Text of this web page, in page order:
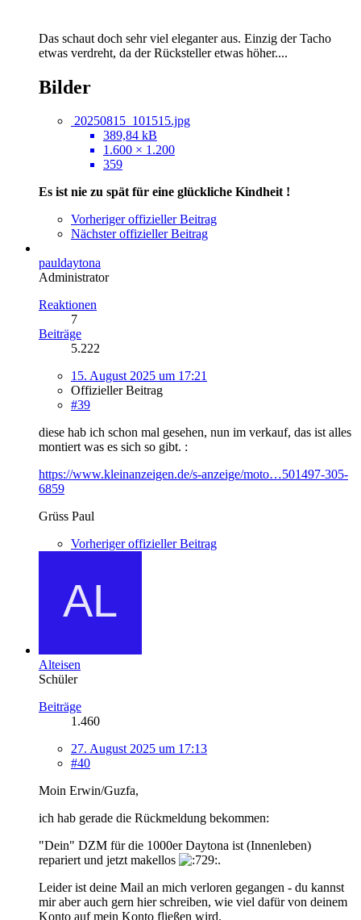
Das schaut doch sehr viel eleganter aus. Einzig der Tacho
etwas verdreht, da der Rücksteller etwas höher....
Bilder
20250815_101515.jpg
389,84 kB
1.600 × 1.200
359
Es ist nie zu spät für eine glückliche Kindheit !
Vorheriger offizieller Beitrag
Nächster offizieller Beitrag
pauldaytona
Administrator
Reaktionen
7
Beiträge
5.222
15. August 2025 um 17:21
Offizieller Beitrag
#39
diese hab ich schon mal gesehen, nun im verkauf, das ist alles
montiert was es sich so gibt. :
https://www.kleinanzeigen.de/s-anzeige/moto…501497-305-
6859
Grüss Paul
Vorheriger offizieller Beitrag
Alteisen
Schüler
Beiträge
1.460
27. August 2025 um 17:13
#40
Moin Erwin/Guzfa,
ich hab gerade die Rückmeldung bekommen:
"Dein" DZM für die 1000er Daytona ist (Innenleben)
repariert und jetzt makellos
.
Leider ist deine Mail an mich verloren gegangen - du kannst
mir aber auch gern hier schreiben, wie viel dafür von deinem
Konto auf mein Konto fließen wird.